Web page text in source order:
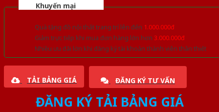
Khuyến mại
Quà tặng đồ nội thất trang trí lên đến 1.000.000đ
Giảm trực tiếp khi mua đơn hàng lớn hơn 3.000.000đ
Nhiều ưu đãi lớn khi đăng ký tài khoản thành viên thân thiết
TẢI BẢNG GIÁ ĐĂNG KÝ TƯ VẤN
ĐĂNG KÝ TẢI BẢNG GIÁ